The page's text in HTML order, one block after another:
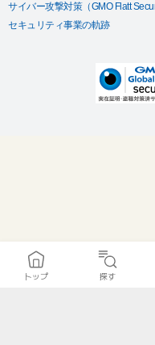
サイバー攻撃対策（GMO Flatt
セキュリティ事業の軌跡
トップ 探す